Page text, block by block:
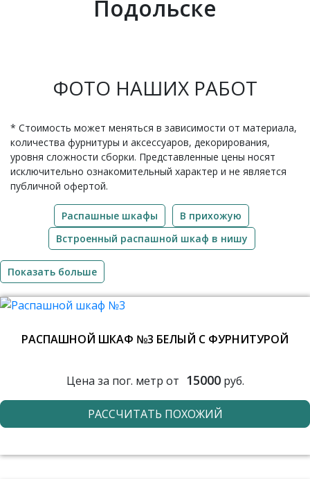
Подольске
ФОТО НАШИХ РАБОТ
* Стоимость может меняться в зависимости от материала,
количества фурнитуры и аксессуаров, декорирования,
уровня сложности сборки. Представленные цены носят
исключительно ознакомительный характер и не является
публичной офертой.
Распашные шкафы
В прихожую
Встроенный распашной шкаф в нишу
Показать больше
РАСПАШНОЙ ШКАФ №3 БЕЛЫЙ С ФУРНИТУРОЙ
Цена за пог. метр от 15000руб.
РАССЧИТАТЬ ПОХОЖИЙ